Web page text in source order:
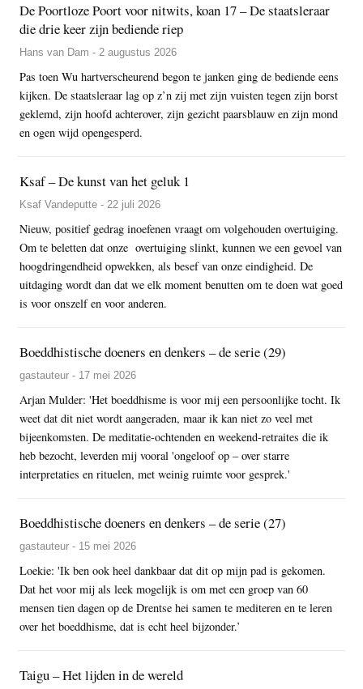
De Poortloze Poort voor nitwits, koan 17 – De staatsleraar
die drie keer zijn bediende riep
Hans van Dam - 2 augustus 2026
Pas toen Wu hartverscheurend begon te janken ging de bediende eens
kijken. De staatsleraar lag op z’n zij met zijn vuisten tegen zijn borst
geklemd, zijn hoofd achterover, zijn gezicht paarsblauw en zijn mond
en ogen wijd opengesperd.
Ksaf – De kunst van het geluk 1
Ksaf Vandeputte - 22 juli 2026
Nieuw, positief gedrag inoefenen vraagt om volgehouden overtuiging.
Om te beletten dat onze overtuiging slinkt, kunnen we een gevoel van
hoogdringendheid opwekken, als besef van onze eindigheid. De
uitdaging wordt dan dat we elk moment benutten om te doen wat goed
is voor onszelf en voor anderen.
Boeddhistische doeners en denkers – de serie (29)
gastauteur - 17 mei 2026
Arjan Mulder: 'Het boeddhisme is voor mij een persoonlijke tocht. Ik
weet dat dit niet wordt aangeraden, maar ik kan niet zo veel met
bijeenkomsten. De meditatie-ochtenden en weekend-retraites die ik
heb bezocht, leverden mij vooral 'ongeloof op – over starre
interpretaties en rituelen, met weinig ruimte voor gesprek.'
Boeddhistische doeners en denkers – de serie (27)
gastauteur - 15 mei 2026
Loekie: 'Ik ben ook heel dankbaar dat dit op mijn pad is gekomen.
Dat het voor mij als leek mogelijk is om met een groep van 60
mensen tien dagen op de Drentse hei samen te mediteren en te leren
over het boeddhisme, dat is echt heel bijzonder.’
Taigu – Het lijden in de wereld